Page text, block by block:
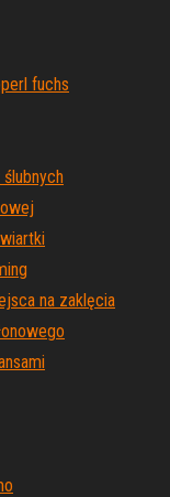
fuchs
na zaklęcia